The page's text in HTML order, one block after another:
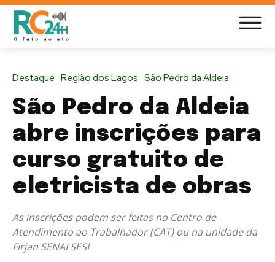
Destaque Região dos Lagos São Pedro da Aldeia
São Pedro da Aldeia
abre inscrições para
curso gratuito de
eletricista de obras
As inscrições podem ser feitas no Centro de
Atendimento ao Trabalhador (CAT) ou na unidade da
Firjan SENAI SESI